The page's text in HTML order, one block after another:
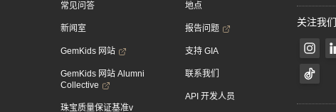
常见问答
新闻室
GemKids 网站
GemKids 网站 Alumni
Collective
珠宝质量保证基准v
地点
报告问题
支持 GIA
联系我们
API 开发人员
关注我们